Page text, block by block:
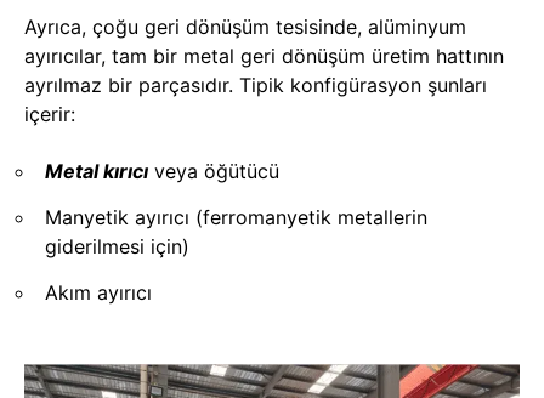
Ayrıca, çoğu geri dönüşüm tesisinde, alüminyum
ayırıcılar, tam bir metal geri dönüşüm üretim hattının
ayrılmaz bir parçasıdır. Tipik konfigürasyon şunları
içerir:
Metal kırıcı veya öğütücü
Manyetik ayırıcı (ferromanyetik metallerin
giderilmesi için)
Akım ayırıcı